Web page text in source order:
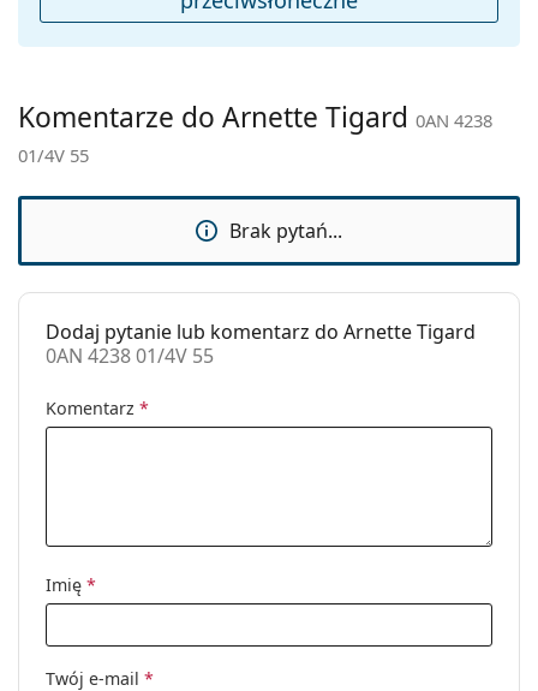
Płeć:
Męskie
Marka:
Arnette
Zastosowanie:
Kod:
0AN 4238 01/4V 55
Komentarze do Arnette Tigard 0AN 4238
01/4V 55
Brak pytań...
Dodaj pytanie lub komentarz do Arnette Tigard
0AN 4238 01/4V 55
Komentarz *
Imię *
Twój e-mail *